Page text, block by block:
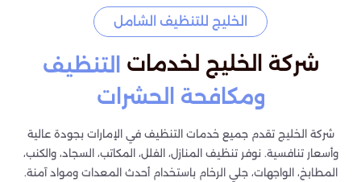
الخليج للتنظيف الشامل
شركة الخليج لخدمات
التنظيف
ومكافحة الحشرات
شركة الخليج تقدم جميع خدمات التنظيف في الإمارات بجودة عالية
وأسعار تنافسية. نوفر تنظيف المنازل، الفلل، المكاتب، السجاد، والكنب،
المطابخ، الواجهات، جلي الرخام باستخدام أحدث المعدات ومواد آمنة.